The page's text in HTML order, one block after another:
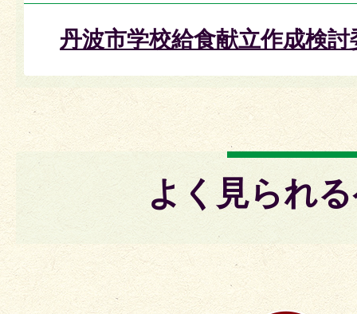
丹波市学校給食献立作成検討
よく見られ